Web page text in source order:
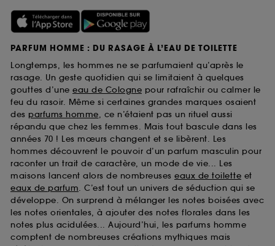
PARFUM HOMME : DU RASAGE À L’EAU DE TOILETTE
Longtemps, les hommes ne se parfumaient qu’après le
rasage. Un geste quotidien qui se limitaient à quelques
gouttes d’une eau de Cologne pour rafraîchir ou calmer le
feu du rasoir. Même si certaines grandes marques osaient
des parfums homme, ce n’étaient pas un rituel aussi
répandu que chez les femmes. Mais tout bascule dans les
années 70 ! Les mœurs changent et se libèrent. Les
hommes découvrent le pouvoir d’un parfum masculin pour
raconter un trait de caractère, un mode de vie... Les
maisons lancent alors de nombreuses eaux de toilette et
eaux de parfum. C’est tout un univers de séduction qui se
développe. On surprend à mélanger les notes boisées avec
les notes orientales, à ajouter des notes florales dans les
notes plus acidulées... Aujourd’hui, les parfums homme
comptent de nombreuses créations mythiques mais